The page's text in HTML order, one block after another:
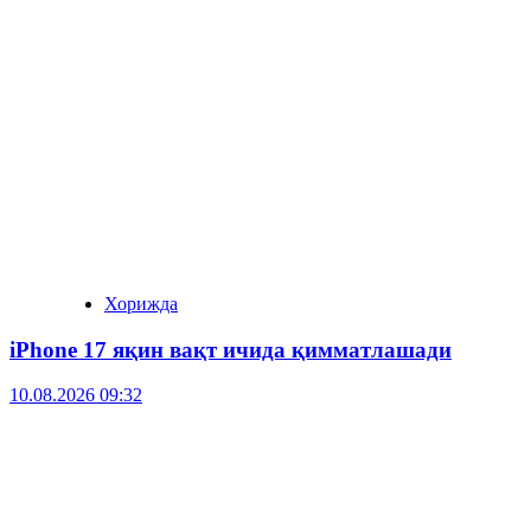
Хорижда
iPhone 17 яқин вақт ичида қимматлашади
10.08.2026 09:32